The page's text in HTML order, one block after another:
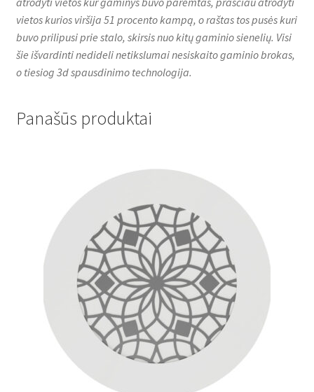
vietos kurios viršija 51 procento kampą, o raštas tos pusės kuri
buvo prilipusi prie stalo, skirsis nuo kitų gaminio sienelių. Visi
šie išvardinti nedideli netikslumai nesiskaito gaminio brokas,
o tiesiog 3d spausdinimo technologija.
Panašūs produktai